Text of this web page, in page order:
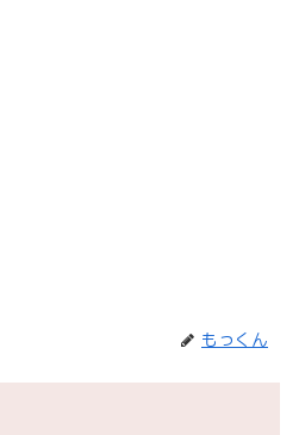
もっくん